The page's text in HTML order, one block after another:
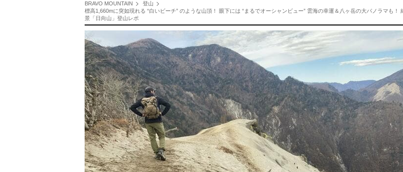
BRAVO MOUNTAIN
登山
標高1,660mに突如現れる “白いビーチ” のような山頂！ 眼下には “まるでオーシャンビュー” 雲海の幸運＆八ヶ岳の大パノラマも！
景「日向山」登山レポ